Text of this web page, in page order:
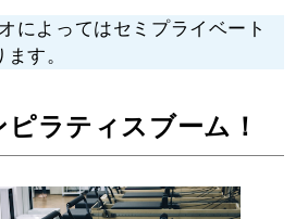
によってはセミプライベート
す。
ラティスブーム！